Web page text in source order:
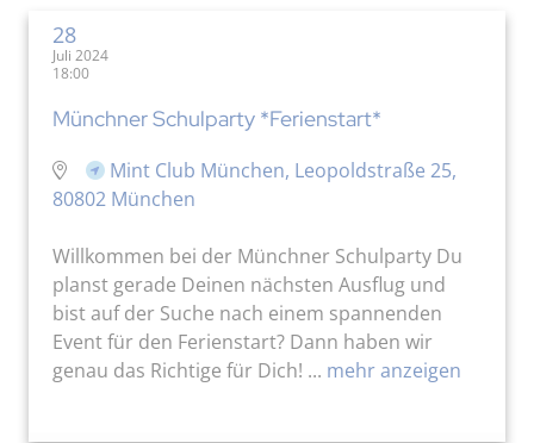
28
Juli 2024
18:00
Münchner Schulparty *Ferienstart*
Mint Club München, Leopoldstraße 25,
80802 München
Willkommen bei der Münchner Schulparty Du
planst gerade Deinen nächsten Ausflug und
bist auf der Suche nach einem spannenden
Event für den Ferienstart? Dann haben wir
genau das Richtige für Dich! ... mehr anzeigen